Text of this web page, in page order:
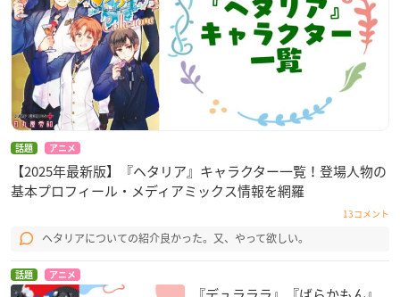
話題 アニメ
【2025年最新版】『ヘタリア』キャラクター一覧！登場人物の
基本プロフィール・メディアミックス情報を網羅
13コメント
ヘタリアについての紹介良かった。又、やって欲しい。
話題 アニメ